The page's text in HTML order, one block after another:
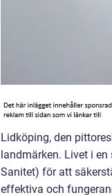
Lidköping, den
landmärken. Livet i
Sanitet) för att
effektiva och